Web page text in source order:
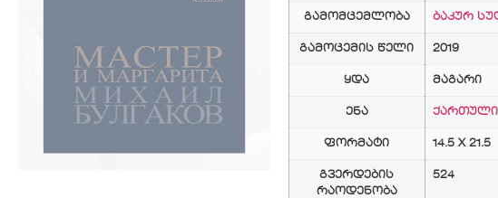
გამომცემლობა ბაკურ
გამოცემის წელი 2019
ყდა მაგარი
ენა ქართული
ფორმატი 14.5 X 21.5
გვერდების
რაოდენობა
524